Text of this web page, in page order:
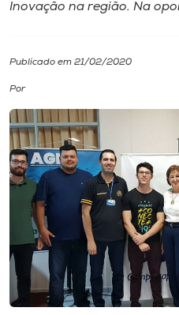
Cultura
CPA
Biblioteca
Editora
Rádio
Museu
Inovação na região. Na
Publicado em 21/02/2020
Por